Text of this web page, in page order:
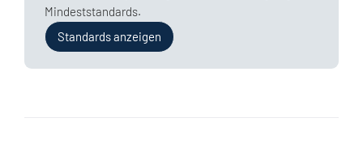
Mindeststandards.
Standards anzeigen